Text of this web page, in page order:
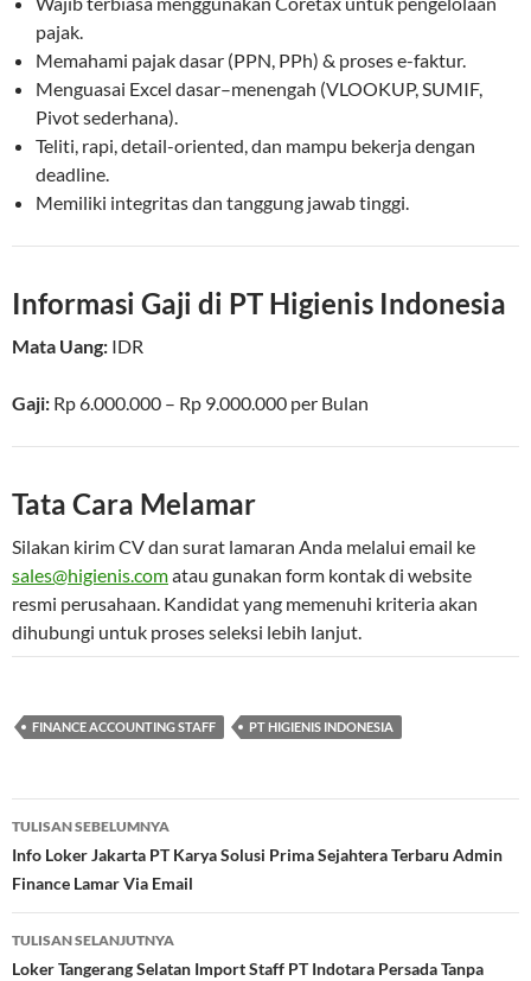
pajak.
Memahami pajak dasar (PPN, PPh) & proses e-faktur.
Menguasai Excel dasar–menengah (VLOOKUP, SUMIF,
Pivot sederhana).
Teliti, rapi, detail-oriented, dan mampu bekerja dengan
deadline.
Memiliki integritas dan tanggung jawab tinggi.
Informasi Gaji di PT Higienis Indonesia
Mata Uang: IDR
Gaji: Rp 6.000.000 – Rp 9.000.000 per Bulan
Tata Cara Melamar
Silakan kirim CV dan surat lamaran Anda melalui email ke
sales@higienis.comatau gunakan form kontak di website
resmi perusahaan. Kandidat yang memenuhi kriteria akan
dihubungi untuk proses seleksi lebih lanjut.
FINANCE ACCOUNTING STAFF PT HIGIENIS INDONESIA
Navigasi
Tulisan
TULISAN SEBELUMNYA
Info Loker Jakarta PT Karya Solusi Prima Sejahtera Terbaru Admin
Finance Lamar Via Email
TULISAN SELANJUTNYA
Loker Tangerang Selatan Import Staff PT Indotara Persada Tanpa